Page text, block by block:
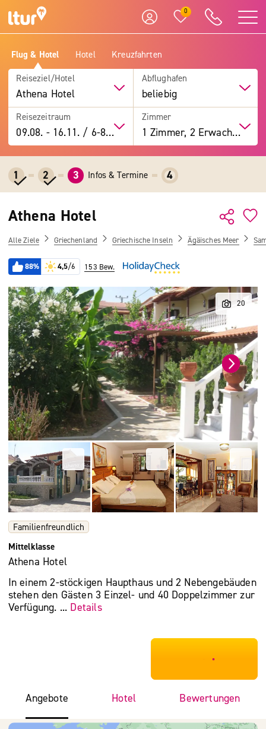
0
Flug & Hotel Hotel Kreuzfahrten
Reiseziel/Hotel
Athena Hotel
Abflughafen
beliebig
Reisezeitraum
09.08. -16.11. / 6-8 Tage
Zimmer
1 Zimmer, 2 Erwachsene
1 2 3 Infos & Termine 4
Athena Hotel
Alle Ziele Griechenland Griechische Inseln Ägäisches Meer
88% 4,5/6 153 Bew.
Familienfreundlich
Mittelklasse
Athena Hotel
In einem 2-stöckigen Haupthaus und 2 Nebengebäuden
stehen den Gästen 3 Einzel- und 40 Doppelzimmer zur
Verfügung. ... Details
***************
Angebote Hotel Bewertungen